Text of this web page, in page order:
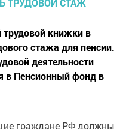
трудовой книжки в
стажа для пенсии.
деятельности
в Пенсионный фонд в
граждане РФ должны